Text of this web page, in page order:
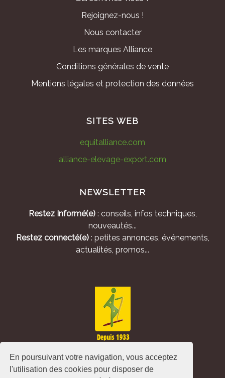
En poursuivant votre navigation, vous acceptez
l'utilisation des cookies pour disposer de
Rejoignez-nous !
Nous contacter
Les marques Alliance
Conditions générales de vente
Mentions légales et protection des données
SITES WEB
equitalliance.com
alliance-elevage-export.com
NEWSLETTER
Restez Informé(e): conseils, infos techniques,
nouveautés...
Restez connecté(e): petites annonces, événements,
actualités, promos...